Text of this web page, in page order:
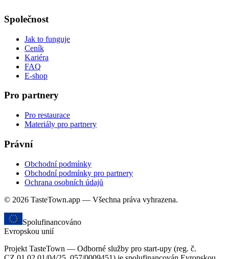
Společnost
Jak to funguje
Ceník
Kariéra
FAQ
E-shop
Pro partnery
Pro restaurace
Materiály pro partnery
Právní
Obchodní podmínky
Obchodní podmínky pro partnery
Ochrana osobních údajů
© 2026 TasteTown.app — Všechna práva vyhrazena.
Spolufinancováno
Evropskou unií
Projekt TasteTown — Odborné služby pro start-upy (reg. č.